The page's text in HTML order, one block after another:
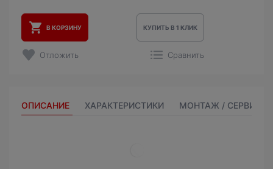
В КОРЗИНУ КУПИТЬ В 1 КЛИК
Отложить Сравнить
ОПИСАНИЕ ХАРАКТЕРИСТИКИ МОНТАЖ / СЕРВИС